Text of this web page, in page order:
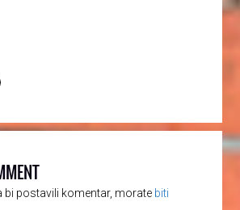
bi postavili komentar, morate biti